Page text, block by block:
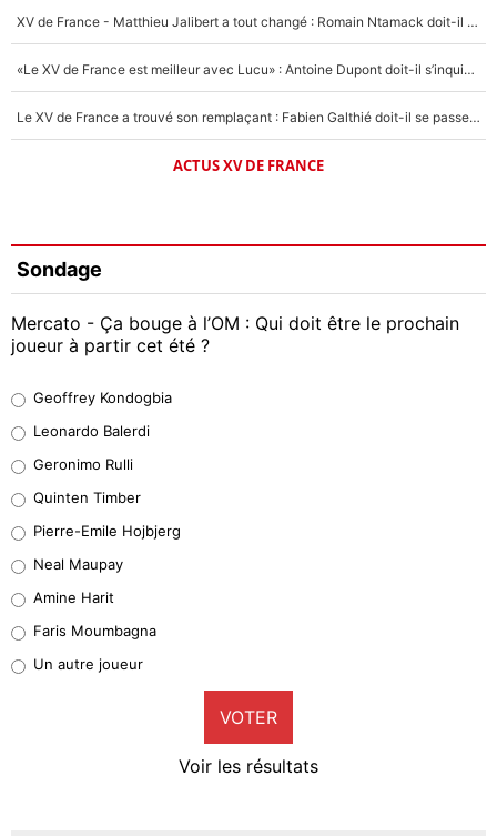
XV de France - Matthieu Jalibert a tout changé : Romain Ntamack doit-il s’inquiéter pour sa place à un an de la Coupe du monde ?
«Le XV de France est meilleur avec Lucu» : Antoine Dupont doit-il s’inquiéter pour sa place ?
Le XV de France a trouvé son remplaçant : Fabien Galthié doit-il se passer d'Antoine Dupont ?
ACTUS XV DE FRANCE
Sondage
Mercato - Ça bouge à l’OM : Qui doit être le prochain
joueur à partir cet été ?
38%
32%
5%
1%
9%
Geoffrey Kondogbia
Leonardo Balerdi
Geronimo Rulli
Quinten Timber
Pierre-Emile Hojbjerg
Neal Maupay
Amine Harit
Faris Moumbagna
Un autre joueur
VOTER
Voir les résultats